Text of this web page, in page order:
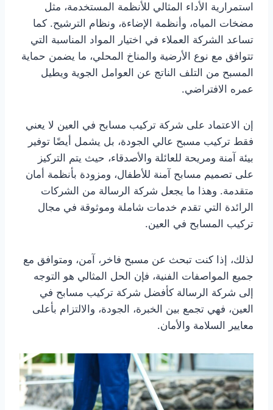
استمرارية الأداء المثالي للأنظمة المستخدمة، مثل
مضخات المياه، وأنظمة الإضاءة، ونظام الترشيح. كما
تساعد الشركة العملاء في اختيار المواد المناسبة التي
تتوافق مع نوع الأرضية والمناخ المحلي، ما يضمن حماية
المسبح من التلف الناتج عن العوامل الجوية ويطيل
عمره الافتراضي.
إن الاعتماد على شركة تركيب مسابح في العين لا يعني
فقط تركيب مسبح عالي الجودة، بل يشمل أيضًا توفير
بيئة آمنة ومريحة للعائلة والأصدقاء، حيث يتم التركيز
على تصميم مسابح آمنة للأطفال، ومزودة بأنظمة أمان
متقدمة. وهذا ما يجعل شركة الرسالة من الشركات
الرائدة التي تقدم خدمات شاملة وموثوقة في مجال
تركيب المسابح في العين.
لذلك، إذا كنت تبحث عن مسبح فاخر، آمن، ومتوافق مع
جميع المواصفات الفنية، فإن الحل المثالي هو التوجه
إلى شركة الرسالة كأفضل شركة تركيب مسابح في
العين، فهي تجمع بين الخبرة، الجودة، والالتزام بأعلى
معايير السلامة والأمان.